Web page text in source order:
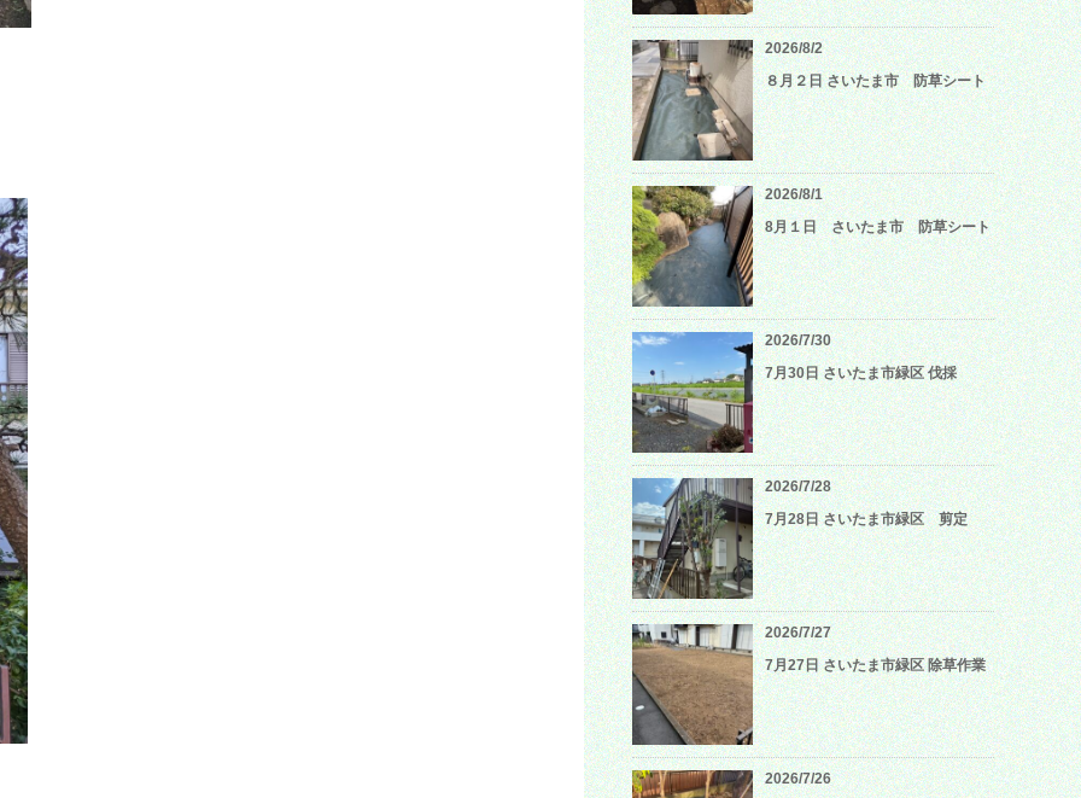
2026/8/2
８月２日 さいたま市 防草シート
2026/8/1
8月１日 さいたま市 防草シート
2026/7/30
7月30日 さいたま市緑区 伐採
2026/7/28
7月28日 さいたま市緑区 剪定
2026/7/27
7月27日 さいたま市緑区 除草作業
2026/7/26